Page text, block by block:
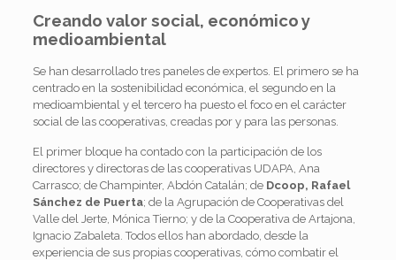
Creando valor social, económico y
medioambiental
Se han desarrollado tres paneles de expertos. El primero se ha
centrado en la sostenibilidad económica, el segundo en la
medioambiental y el tercero ha puesto el foco en el carácter
social de las cooperativas, creadas por y para las personas.
El primer bloque ha contado con la participación de los
directores y directoras de las cooperativas UDAPA, Ana
Carrasco; de Champinter, Abdón Catalán; de Dcoop, Rafael
Sánchez de Puerta; de la Agrupación de Cooperativas del
Valle del Jerte, Mónica Tierno; y de la Cooperativa de Artajona,
Ignacio Zabaleta. Todos ellos han abordado, desde la
experiencia de sus propias cooperativas, cómo combatir el